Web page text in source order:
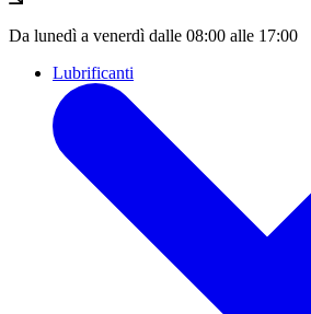
Da lunedì a venerdì dalle 08:00 alle 17:00
Lubrificanti